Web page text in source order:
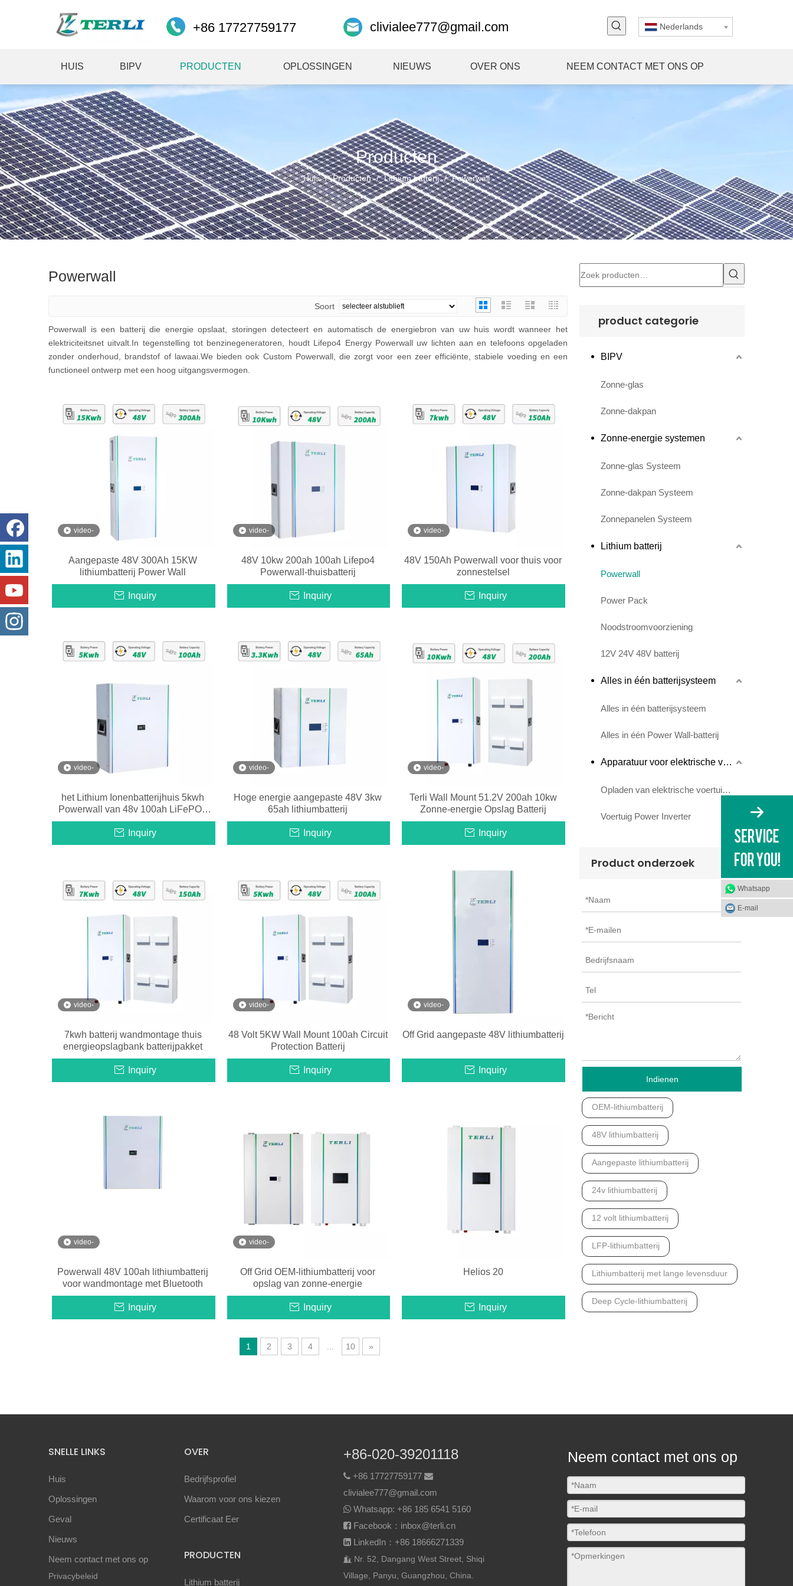
+86 17727759177 clivialee777@gmail.com Nederlands
HUIS BIPV PRODUCTEN OPLOSSINGEN NIEUWS OVER ONS NEEM CONTACT MET ONS OP
Producten
Huis / Producten / Lithium batterij / Powerwall
Powerwall
Soort
Powerwall is een batterij die energie opslaat, storingen detecteert en automatisch de energiebron van uw huis wordt wanneer het
elektriciteitsnet uitvalt.In tegenstelling tot benzinegeneratoren, houdt Lifepo4 Energy Powerwall uw lichten aan en telefoons opgeladen
zonder onderhoud, brandstof of lawaai.We bieden ook Custom Powerwall, die zorgt voor een zeer efficiënte, stabiele voeding en een
functioneel ontwerp met een hoog uitgangsvermogen.
video-
Aangepaste 48V 300Ah 15KW
lithiumbatterij Power Wall
Inquiry
video-
48V 10kw 200ah 100ah Lifepo4
Powerwall-thuisbatterij
Inquiry
video-
48V 150Ah Powerwall voor thuis voor
zonnestelsel
Inquiry
video-
het Lithium Ionenbatterijhuis 5kwh
Powerwall van 48v 100ah LiFePO4
NCM voor Zonnestelsel
Inquiry
video-
Hoge energie aangepaste 48V 3kw
65ah lithiumbatterij
Inquiry
video-
Terli Wall Mount 51.2V 200ah 10kw
Zonne-energie Opslag Batterij
Inquiry
video-
7kwh batterij wandmontage thuis
energieopslagbank batterijpakket
Inquiry
video-
48 Volt 5KW Wall Mount 100ah Circuit
Protection Batterij
Inquiry
video-
Off Grid aangepaste 48V lithiumbatterij
Inquiry
video-
Powerwall 48V 100ah lithiumbatterij
voor wandmontage met Bluetooth
Inquiry
video-
Off Grid OEM-lithiumbatterij voor
opslag van zonne-energie
Inquiry
Helios 20
Inquiry
1 2 3 4 10 »
product categorie
BIPV
Zonne-glas
Zonne-dakpan
Zonne-energie systemen
Zonne-glas Systeem
Zonne-dakpan Systeem
Zonnepanelen Systeem
Lithium batterij
Powerwall
Power Pack
Noodstroomvoorziening
12V 24V 48V batterij
Alles in één batterijsysteem
Alles in één batterijsysteem
Alles in één Power Wall-batterij
Apparatuur voor elektrische voertuigen
Opladen van elektrische voertuigen
Voertuig Power Inverter
Product onderzoek
Indienen
OEM-lithiumbatterij
48V lithiumbatterij
Aangepaste lithiumbatterij
24v lithiumbatterij
12 volt lithiumbatterij
LFP-lithiumbatterij
Lithiumbatterij met lange levensduur
Deep Cycle-lithiumbatterij
SNELLE LINKS
Huis
Oplossingen
Geval
Nieuws
Neem contact met ons op
Privacybeleid
OVER
Bedrijfsprofiel
Waarom voor ons kiezen
Certificaat Eer
PRODUCTEN
Lithium batterij
Whatsapp
E-mail
+86-020-39201118
 +86 17727759177 
clivialee777@gmail.com
 Whatsapp: +86 185 6541 5160
 Facebook：inbox@terli.cn
 LinkedIn：+86 18666271339
 Nr. 52, Dangang West Street, Shiqi
Village, Panyu, Guangzhou, China.
Neem contact met ons op